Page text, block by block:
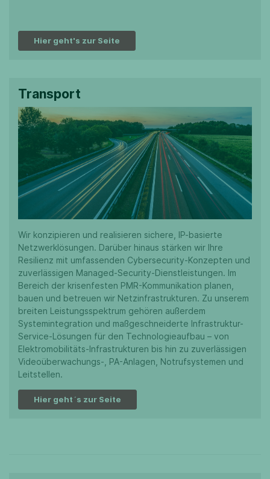
Hier geht's zur Seite
Transport
Wir konzipieren und realisieren sichere, IP-basierte
Netzwerklösungen. Darüber hinaus stärken wir Ihre
Resilienz mit umfassenden Cybersecurity-Konzepten und
zuverlässigen Managed-Security-Dienstleistungen. Im
Bereich der krisenfesten PMR-Kommunikation planen,
bauen und betreuen wir Netzinfrastrukturen. Zu unserem
breiten Leistungsspektrum gehören außerdem
Systemintegration und maßgeschneiderte Infrastruktur-
Service-Lösungen für den Technologieaufbau – von
Elektromobilitäts-Infrastrukturen bis hin zu zuverlässigen
Videoüberwachungs-, PA-Anlagen, Notrufsystemen und
Leitstellen.
Hier geht´s zur Seite